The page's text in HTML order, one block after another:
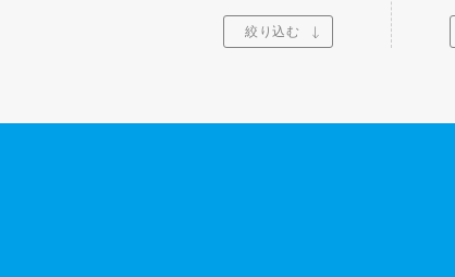
絞り込む